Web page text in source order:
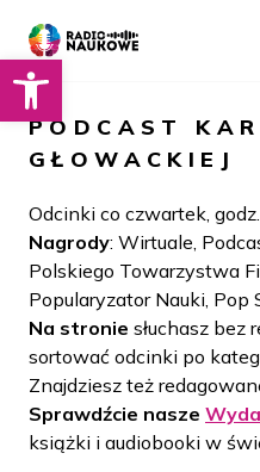
Otwórz pasek narzędzi
O nas
O Radiu
Zespół
Historia
Społeczność
Dla Naukowców
Podcasty
Projekty
LAMU
Beyond Curie
Blog
Kontakt
Wydawnictwo
PODCAST
GŁOWACKIEJ
Odcinki co czwartek,
Nagrody: Wirtuale,
Polskiego Towarzystwa
Popularyzator Nauki, Pop
Na stronie słuchasz bez
sortować odcinki po
Znajdziesz też
Sprawdźcie nasze
książki i audiobooki w